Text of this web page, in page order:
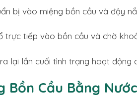
bị vào miệng bồn cầu và đậy
trực tiếp vào bồn cầu và chờ
lại lần cuối tình trạng hoạt động
Bồn Cầu Bằng